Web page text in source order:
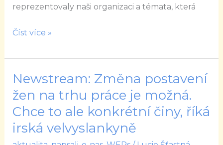
reprezentovaly naši organizaci a témata, která
Číst více »
Newstream: Změna postavení
žen na trhu práce je možná.
Chce to ale konkrétní činy, říká
irská velvyslankyně
Newstream:
Změna
postavení
žen
na